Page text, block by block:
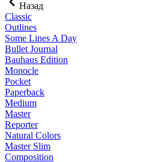
Назад
Classic
Outlines
Some Lines A Day
Bullet Journal
Bauhaus Edition
Monocle
Pocket
Paperback
Medium
Master
Reporter
Natural Colors
Master Slim
Composition